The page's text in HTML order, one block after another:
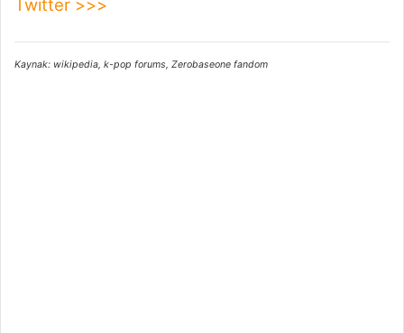
Twitter >>>
Kaynak: wikipedia, k-pop forums, Zerobaseone fandom